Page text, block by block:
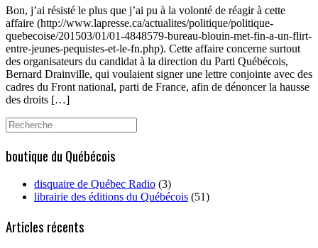
Bon, j’ai résisté le plus que j’ai pu à la volonté de réagir à cette
affaire (http://www.lapresse.ca/actualites/politique/politique-
quebecoise/201503/01/01-4848579-bureau-blouin-met-fin-a-un-flirt-
entre-jeunes-pequistes-et-le-fn.php). Cette affaire concerne surtout
des organisateurs du candidat à la direction du Parti Québécois,
Bernard Drainville, qui voulaient signer une lettre conjointe avec des
cadres du Front national, parti de France, afin de dénoncer la hausse
des droits […]
Search
for:
boutique du Québécois
disquaire de Québec Radio (3)
librairie des éditions du Québécois (51)
Articles récents